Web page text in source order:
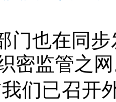
门也在同
密监管之
们已召开